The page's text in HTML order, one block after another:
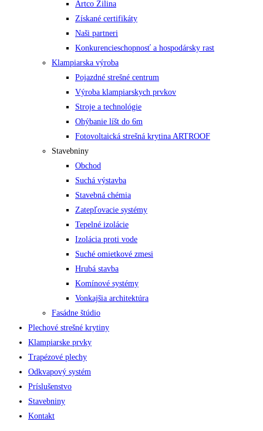
Artco Žilina
Získané certifikáty
Naši partneri
Konkurencieschopnosť a hospodársky rast
Klampiarska výroba
Pojazdné strešné centrum
Výroba klampiarskych prvkov
Stroje a technológie
Ohýbanie líšt do 6m
Fotovoltaická strešná krytina ARTROOF
Stavebniny
Obchod
Suchá výstavba
Stavebná chémia
Zatepľovacie systémy
Tepelné izolácie
Izolácia proti vode
Suché omietkové zmesi
Hrubá stavba
Komínové systémy
Vonkajšia architektúra
Fasádne štúdio
Plechové strešné krytiny
Klampiarske prvky
Trapézové plechy
Odkvapový systém
Príslušenstvo
Stavebniny
Kontakt